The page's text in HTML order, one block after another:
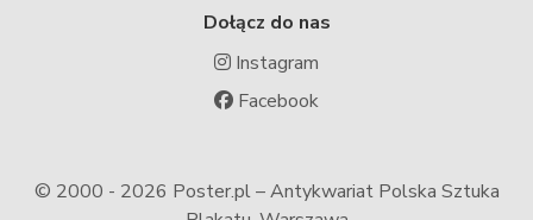
Dołącz do nas
Instagram
Facebook
© 2000 - 2026 Poster.pl – Antykwariat Polska Sztuka